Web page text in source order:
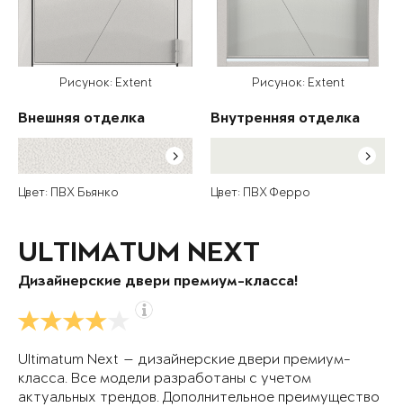
Рисунок: Extent
Внешняя отделка
Цвет: ПВХ Бьянко
Рисунок: Extent
Внутренняя отделка
Цвет: ПВХ Ферро
ULTIMATUM NEXT
Дизайнерские двери премиум-класса!
Ultimatum Next — дизайнерские двери премиум-
класса. Все модели разработаны с учетом
актуальных трендов. Дополнительное преимущество